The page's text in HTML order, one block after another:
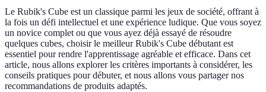
Le Rubik's Cube est un classique parmi les jeux de société, offrant à
la fois un défi intellectuel et une expérience ludique. Que vous soyez
un novice complet ou que vous ayez déjà essayé de résoudre
quelques cubes, choisir le meilleur Rubik's Cube débutant est
essentiel pour rendre l'apprentissage agréable et efficace. Dans cet
article, nous allons explorer les critères importants à considérer, les
conseils pratiques pour débuter, et nous allons vous partager nos
recommandations de produits adaptés.